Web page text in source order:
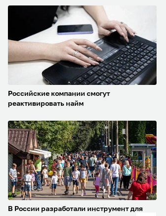
Российские компании смогут
реактивировать найм
В России разработали инструмент для